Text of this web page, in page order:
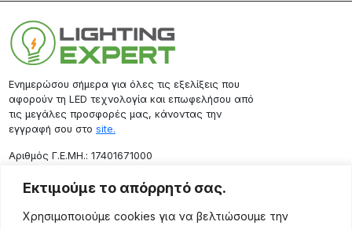
Εκτιμούμε το απόρρητό σας.
Χρησιμοποιούμε cookies για να βελτιώσουμε την
Ενημερώσου σήμερα για όλες τις εξελίξεις που
αφορούν τη LED τεχνολογία και επωφελήσου από
τις μεγάλες προσφορές μας, κάνοντας την
εγγραφή σου στο site.
Aριθμός Γ.Ε.ΜΗ.: 17401671000
Επικοινωνία
Ρόδου 133, Αθήνα 10443